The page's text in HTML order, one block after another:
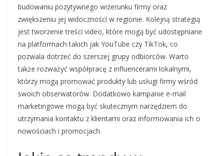
budowaniu pozytywnego wizerunku firmy oraz
zwiększeniu jej widoczności w regionie. Kolejną strategią
jest tworzenie treści video, które mogą być udostępniane
na platformach takich jak YouTube czy TikTok, co
pozwala dotrzeć do szerszej grupy odbiorców. Warto
także rozważyć współpracę z influencerami lokalnymi,
którzy mogą promować produkty lub usługi firmy wśród
swoich obserwatorów. Dodatkowo kampanie e-mail
marketingowe mogą być skutecznym narzędziem do
utrzymania kontaktu z klientami oraz informowania ich o
nowościach i promocjach.